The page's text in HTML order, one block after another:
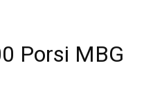
Porsi MBG